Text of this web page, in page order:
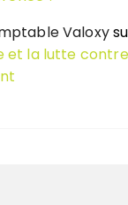
Valoxy
et la lutte